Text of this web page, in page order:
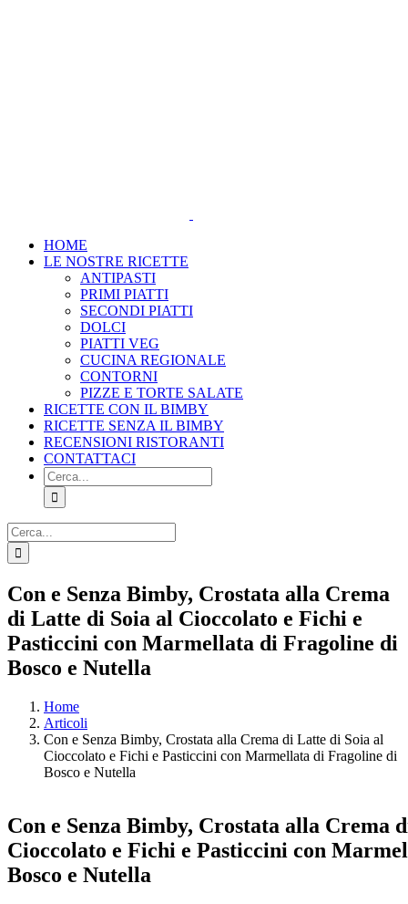
HOME
LE NOSTRE RICETTE
ANTIPASTI
PRIMI PIATTI
SECONDI PIATTI
DOLCI
PIATTI VEG
CUCINA REGIONALE
CONTORNI
PIZZE E TORTE SALATE
RICETTE CON IL BIMBY
RICETTE SENZA IL BIMBY
RECENSIONI RISTORANTI
CONTATTACI
Cerca
per:
Cerca
per:
Con e Senza Bimby, Crostata alla Crema
di Latte di Soia al Cioccolato e Fichi e
Pasticcini con Marmellata di Fragoline di
Bosco e Nutella
Home
Articoli
Con e Senza Bimby, Crostata alla Crema di Latte di Soia al
Cioccolato e Fichi e Pasticcini con Marmellata di Fragoline di
Bosco e Nutella
Con e Senza Bimby, Crostata alla Crema
Cioccolato e Fichi e Pasticcini con
Bosco e Nutella